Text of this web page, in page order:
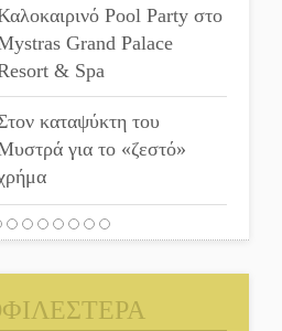
Pool Party στο
Grand Palace
& Spa
καταψύκτη του
για το «ζεστό»
καρχαρίας από την εποχή